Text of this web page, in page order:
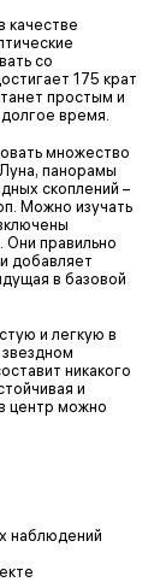
качестве
со
175 крат
простым и
время.
множество
панорамы
скоплений –
Можно изучать
Они правильно
добавляет
в базовой
и легкую в
никакого
и
центр можно
наблюдений